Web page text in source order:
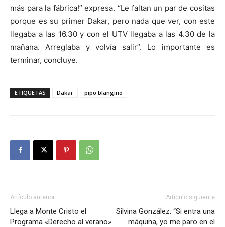
más para la fábrica!” expresa. “Le faltan un par de cositas
porque es su primer Dakar, pero nada que ver, con este
llegaba a las 16.30 y con el UTV llegaba a las 4.30 de la
mañana. Arreglaba y volvía salir”. Lo importante es
terminar, concluye.
ETIQUETAS Dakar pipo blangino
Artículo anterior
Llega a Monte Cristo el
Programa «Derecho al verano»
Artículo siguiente
Silvina González: “Si entra una
máquina, yo me paro en el